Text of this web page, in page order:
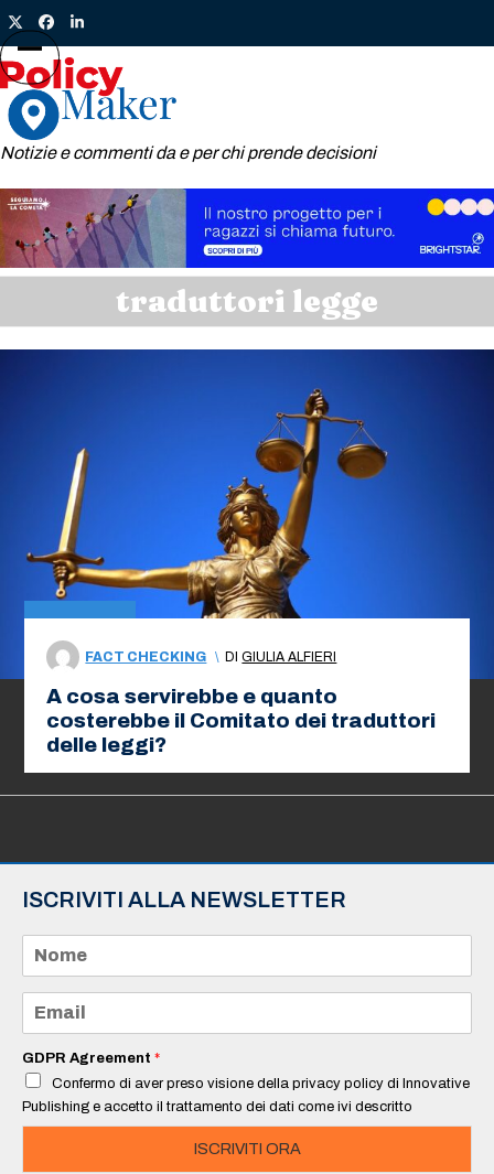
Skip
to
content
TwitterFacebook
LinkedIn
Notizie e commenti da e per chi prende decisioni
Open
mobile
menu
Close
mobile
menu
traduttori legge
FACT CHECKING \ DIGIULIA ALFIERI
A cosa servirebbe e quanto
costerebbe il Comitato dei traduttori
delle leggi?
ISCRIVITI ALLA NEWSLETTER
m
e
a
i
*
GDPR Agreement *
Confermo di aver preso visione della privacy policy di Innovative
Publishing e accetto il trattamento dei dati come ivi descritto
ISCRIVITI ORA